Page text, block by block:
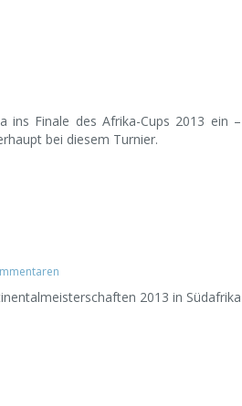
ins Finale des Afrika-Cups 2013 ein –
bei diesem Turnier.
2013 in Südafrika